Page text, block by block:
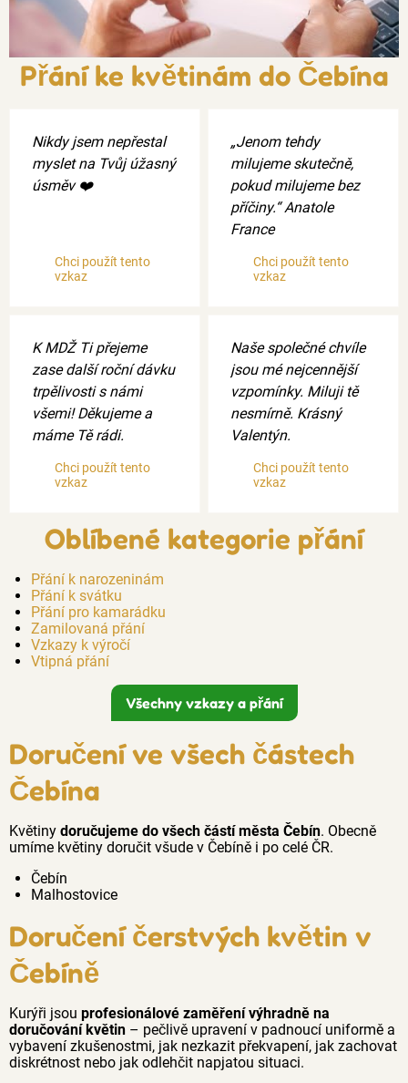
Přání ke květinám do Čebína
Nikdy jsem nepřestal
myslet na Tvůj úžasný
úsměv ❤️
Chci použít tento
vzkaz
„Jenom tehdy
milujeme skutečně,
pokud milujeme bez
příčiny.“ Anatole
France
Chci použít tento
vzkaz
K MDŽ Ti přejeme
zase další roční dávku
trpělivosti s námi
všemi! Děkujeme a
máme Tě rádi.
Chci použít tento
vzkaz
Naše společné chvíle
jsou mé nejcennější
vzpomínky. Miluji tě
nesmírně. Krásný
Valentýn.
Chci použít tento
vzkaz
Oblíbené kategorie přání
Přání k narozeninám
Přání k svátku
Přání pro kamarádku
Zamilovaná přání
Vzkazy k výročí
Vtipná přání
Všechny vzkazy a přání
Doručení ve všech částech
Čebína
Květiny doručujeme do všech částí města Čebín. Obecně
umíme květiny doručit všude v Čebíně i po celé ČR.
Čebín
Malhostovice
Doručení čerstvých květin v
Čebíně
Kurýři jsou profesionálové zaměření výhradně na
doručování květin – pečlivě upravení v padnoucí uniformě a
vybavení zkušenostmi, jak nezkazit překvapení, jak zachovat
diskrétnost nebo jak odlehčit napjatou situaci.